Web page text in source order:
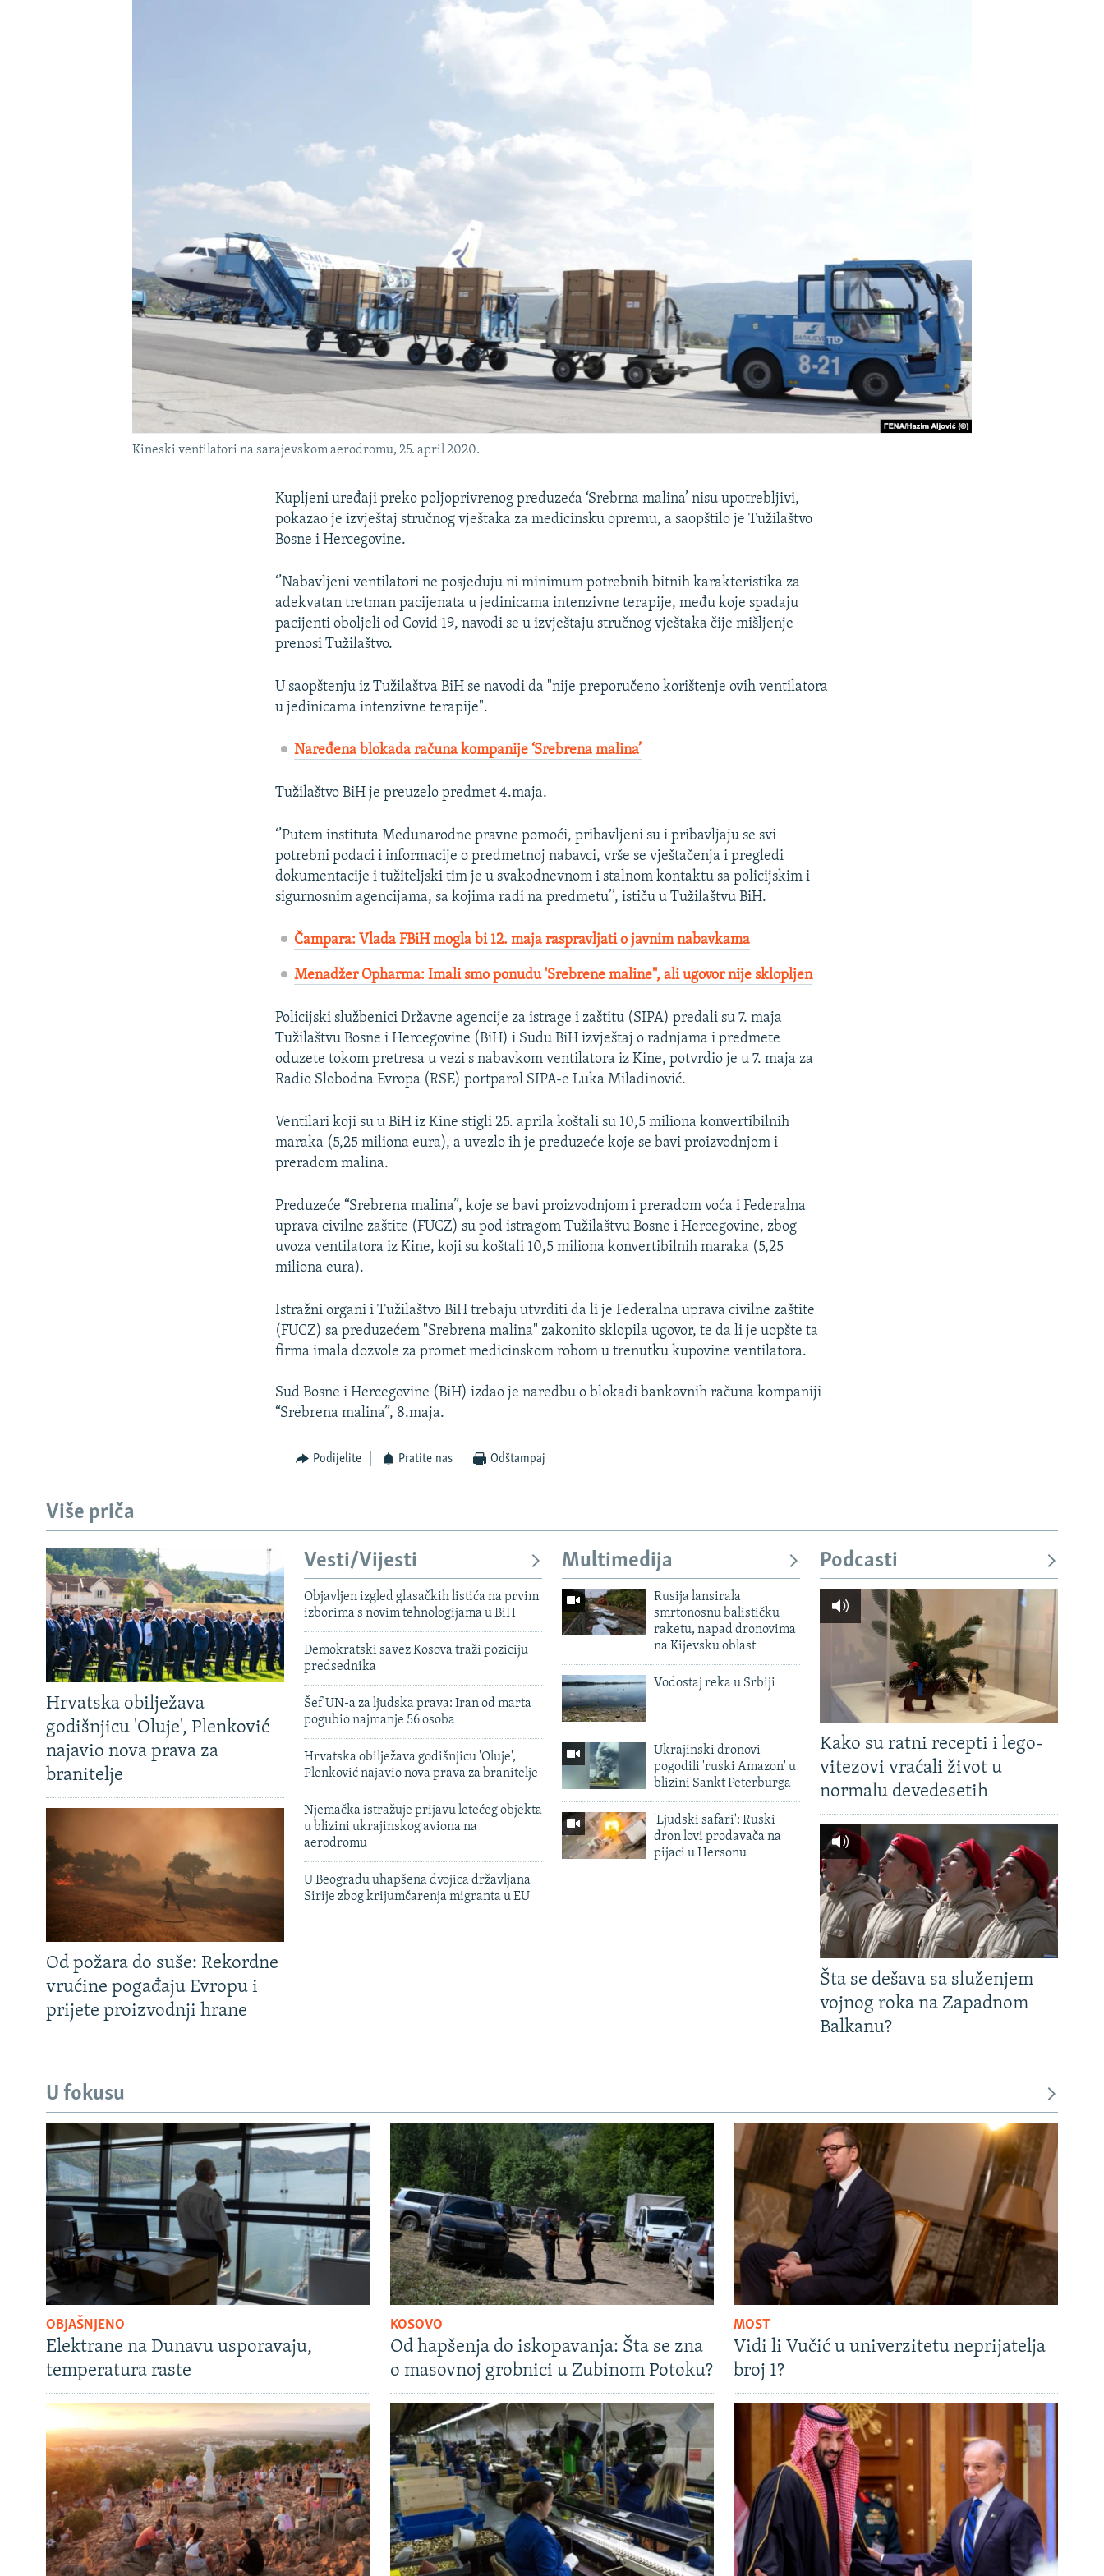
TRI DECENIJE OD RATA U BIH
NASTANAK I RASPAD JUGOSLAVIJE
Kineski ventilatori na sarajevskom aerodromu, 25. april 2020.
Kupljeni uređaji preko poljoprivrenog preduzeća ‘Srebrna malina’ nisu upotrebljivi,
pokazao je izvještaj stručnog vještaka za medicinsku opremu, a saopštilo je Tužilaštvo
Bosne i Hercegovine.
‘’Nabavljeni ventilatori ne posjeduju ni minimum potrebnih bitnih karakteristika za
adekvatan tretman pacijenata u jedinicama intenzivne terapije, među koje spadaju
pacijenti oboljeli od Covid 19, navodi se u izvještaju stručnog vještaka čije mišljenje
prenosi Tužilaštvo.
U saopštenju iz Tužilaštva BiH se navodi da "nije preporučeno korištenje ovih ventilatora
u jedinicama intenzivne terapije".
Naređena blokada računa kompanije ‘Srebrena malina’
Tužilaštvo BiH je preuzelo predmet 4.maja.
‘’Putem instituta Međunarodne pravne pomoći, pribavljeni su i pribavljaju se svi
potrebni podaci i informacije o predmetnoj nabavci, vrše se vještačenja i pregledi
dokumentacije i tužiteljski tim je u svakodnevnom i stalnom kontaktu sa policijskim i
sigurnosnim agencijama, sa kojima radi na predmetu’’, ističu u Tužilaštvu BiH.
Čampara: Vlada FBiH mogla bi 12. maja raspravljati o javnim nabavkama
Menadžer Opharma: Imali smo ponudu 'Srebrene maline'', ali ugovor nije sklopljen
Policijski službenici Državne agencije za istrage i zaštitu (SIPA) predali su 7. maja
Tužilaštvu Bosne i Hercegovine (BiH) i Sudu BiH izvještaj o radnjama i predmete
oduzete tokom pretresa u vezi s nabavkom ventilatora iz Kine, potvrdio je u 7. maja za
Radio Slobodna Evropa (RSE) portparol SIPA-e Luka Miladinović.
Ventilari koji su u BiH iz Kine stigli 25. aprila koštali su 10,5 miliona konvertibilnih
maraka (5,25 miliona eura), a uvezlo ih je preduzeće koje se bavi proizvodnjom i
preradom malina.
Preduzeće “Srebrena malina”, koje se bavi proizvodnjom i preradom voća i Federalna
uprava civilne zaštite (FUCZ) su pod istragom Tužilaštvu Bosne i Hercegovine, zbog
uvoza ventilatora iz Kine, koji su koštali 10,5 miliona konvertibilnih maraka (5,25
miliona eura).
Istražni organi i Tužilaštvo BiH trebaju utvrditi da li je Federalna uprava civilne zaštite
(FUCZ) sa preduzećem "Srebrena malina" zakonito sklopila ugovor, te da li je uopšte ta
firma imala dozvole za promet medicinskom robom u trenutku kupovine ventilatora.
Sud Bosne i Hercegovine (BiH) izdao je naredbu o blokadi bankovnih računa kompaniji
“Srebrena malina”, 8.maja.
Podijelite Pratite nas Odštampaj
Više priča
Hrvatska obilježava
godišnjicu 'Oluje', Plenković
najavio nova prava za
branitelje
Od požara do suše: Rekordne
vrućine pogađaju Evropu i
prijete proizvodnji hrane
Vesti/Vijesti
Objavljen izgled glasačkih listića na prvim
izborima s novim tehnologijama u BiH
Demokratski savez Kosova traži poziciju
predsednika
Šef UN-a za ljudska prava: Iran od marta
pogubio najmanje 56 osoba
Hrvatska obilježava godišnjicu 'Oluje',
Plenković najavio nova prava za branitelje
Njemačka istražuje prijavu letećeg objekta
u blizini ukrajinskog aviona na
aerodromu
U Beogradu uhapšena dvojica državljana
Sirije zbog krijumčarenja migranta u EU
Multimedija
Rusija lansirala
smrtonosnu balističku
raketu, napad dronovima
na Kijevsku oblast
Vodostaj reka u Srbiji
Ukrajinski dronovi
pogodili 'ruski Amazon' u
blizini Sankt Peterburga
'Ljudski safari': Ruski
dron lovi prodavača na
pijaci u Hersonu
Podcasti
Kako su ratni recepti i lego-
vitezovi vraćali život u
normalu devedesetih
Šta se dešava sa služenjem
vojnog roka na Zapadnom
Balkanu?
U fokusu
OBJAŠNJENO
Elektrane na Dunavu usporavaju,
temperatura raste
KOSOVO
Od hapšenja do iskopavanja: Šta se zna
o masovnoj grobnici u Zubinom Potoku?
MOST
Vidi li Vučić u univerzitetu neprijatelja
broj 1?